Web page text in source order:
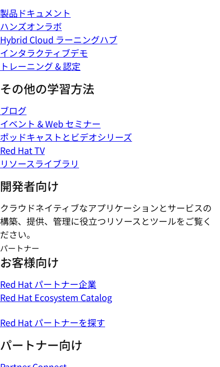
製品ドキュメント
ハンズオンラボ
Hybrid Cloud ラーニングハブ
インタラクティブデモ
トレーニング & 認定
その他の学習方法
ブログ
イベント & Web セミナー
ポッドキャストとビデオシリーズ
Red Hat TV
リソースライブラリ
開発者向け
クラウドネイティブなアプリケーションとサービスの
構築、提供、管理に役立つリソースとツールをご覧く
ださい。
パートナー
お客様向け
Red Hat パートナー企業
Red Hat Ecosystem Catalog
Red Hat パートナーを探す
パートナー向け